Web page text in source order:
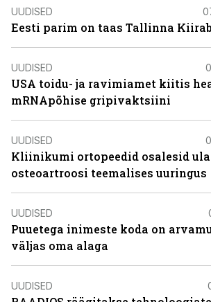
UUDISED
Eesti parim on taas Tallinna
UUDISED
USA toidu- ja ravimiamet kiitis
mRNApõhise gripivaktsiini
UUDISED
Kliinikumi ortopeedid osalesid
osteoartroosi teemalises uuringus
UUDISED
Puuetega inimeste koda on
väljas oma alaga
UUDISED